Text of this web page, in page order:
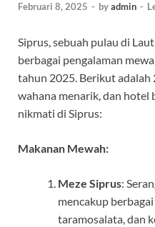
Februari 8, 2025 - byadmin -
Siprus, sebuah pulau di
berbagai pengalaman
tahun 2025. Berikut adalah
wahana menarik, dan hotel
nikmati di Siprus:
Makanan Mewah:
Meze Siprus:
mencakup
taramosalata, dan